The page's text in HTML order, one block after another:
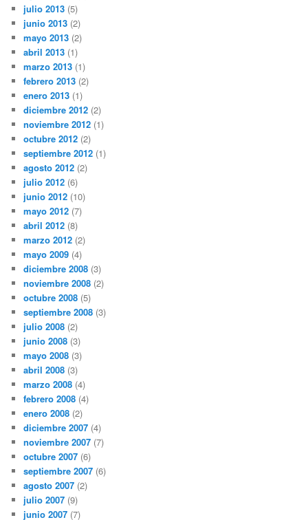
julio 2013 (5)
junio 2013 (2)
mayo 2013 (2)
abril 2013 (1)
marzo 2013 (1)
febrero 2013 (2)
enero 2013 (1)
diciembre 2012 (2)
noviembre 2012 (1)
octubre 2012 (2)
septiembre 2012 (1)
agosto 2012 (2)
julio 2012 (6)
junio 2012 (10)
mayo 2012 (7)
abril 2012 (8)
marzo 2012 (2)
mayo 2009 (4)
diciembre 2008 (3)
noviembre 2008 (2)
octubre 2008 (5)
septiembre 2008 (3)
julio 2008 (2)
junio 2008 (3)
mayo 2008 (3)
abril 2008 (3)
marzo 2008 (4)
febrero 2008 (4)
enero 2008 (2)
diciembre 2007 (4)
noviembre 2007 (7)
octubre 2007 (6)
septiembre 2007 (6)
agosto 2007 (2)
julio 2007 (9)
junio 2007 (7)